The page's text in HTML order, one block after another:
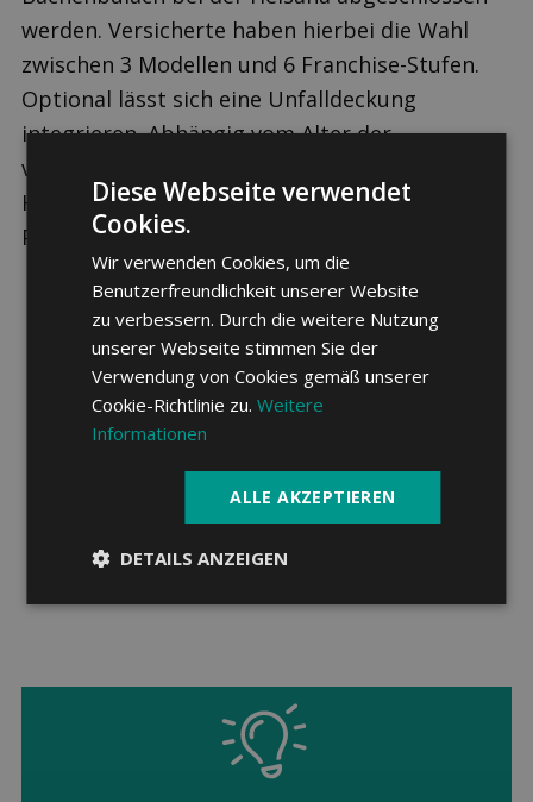
werden. Versicherte haben hierbei die Wahl
zwischen 3 Modellen und 6 Franchise-Stufen.
Optional lässt sich eine Unfalldeckung
integrieren. Abhängig vom Alter der
versicherten Person ergibt sich daraus die
Höhe der monatlichen Grundversicherungs-
Prämie.
Berechnen Sie jetzt Ihre individuelle
Prämie
Diese Webseite verwendet
Cookies.
Wir verwenden Cookies, um die
Benutzerfreundlichkeit unserer Website
zu verbessern. Durch die weitere Nutzung
unserer Webseite stimmen Sie der
Verwendung von Cookies gemäß unserer
Cookie-Richtlinie zu.Weitere
Informationen
ALLE AKZEPTIEREN
DETAILS ANZEIGEN